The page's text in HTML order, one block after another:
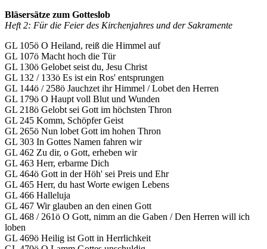
Bläsersätze zum Gotteslob
Heft 2: Für die Feier des Kirchenjahres und der Sakramente
GL 105ö O Heiland, reiß die Himmel auf
GL 107ö Macht hoch die Tür
GL 130ö Gelobet seist du, Jesu Christ
GL 132 / 133ö Es ist ein Ros' entsprungen
GL 144ö / 258ö Jauchzet ihr Himmel / Lobet den Herren
GL 179ö O Haupt voll Blut und Wunden
GL 218ö Gelobt sei Gott im höchsten Thron
GL 245 Komm, Schöpfer Geist
GL 265ö Nun lobet Gott im hohen Thron
GL 303 In Gottes Namen fahren wir
GL 462 Zu dir, o Gott, erheben wir
GL 463 Herr, erbarme Dich
GL 464ö Gott in der Höh' sei Preis und Ehr
GL 465 Herr, du hast Worte ewigen Lebens
GL 466 Halleluja
GL 467 Wir glauben an den einen Gott
GL 468 / 261ö O Gott, nimm an die Gaben / Den Herren will ich
loben
GL 469ö Heilig ist Gott in Herrlichkeit